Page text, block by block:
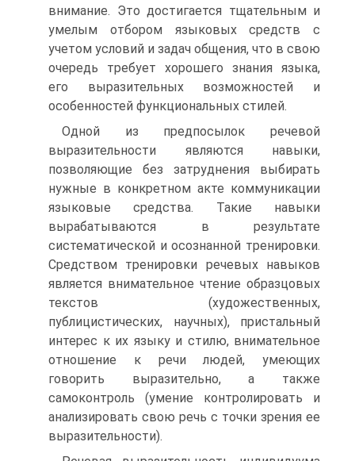
внимание. Это дости­гается тщательным и
умелым отбором языковых средств с
учетом условий и задач общения, что в свою
очередь тре­бует хорошего знания языка,
его выразительных возможно­стей и
особенностей функциональных стилей.
Одной из предпосылок речевой
выразительности явля­ются навыки,
позволяющие без затруднения выбирать
нуж­ные в конкретном акте коммуникации
языковые средства. Такие навыки
вырабатываются в результате
систематиче­ской и осознанной тренировки.
Средством тренировки ре­чевых навыков
является внимательное чтение образцовых
текстов (художественных,
публицистических, научных), пристальный
интерес к их языку и стилю, внимательное
отношение к речи людей, умеющих
говорить выразитель­но, а также
самоконтроль (умение контролировать и
анали­зировать свою речь с точки зрения ее
выразительности).